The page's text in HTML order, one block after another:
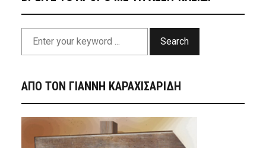
Search
ΑΠΟ ΤΟΝ ΓΙΑΝΝΗ ΚΑΡΑΧΙΣΑΡΙΔΗ